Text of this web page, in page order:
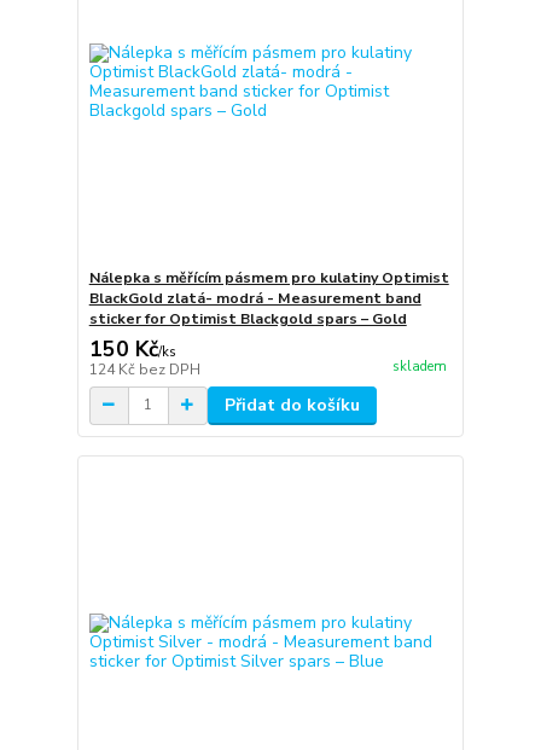
Nálepka s měřícím pásmem pro kulatiny Optimist
BlackGold zlatá- modrá - Measurement band
sticker for Optimist Blackgold spars – Gold
150 Kč/ks
124 Kč bez DPH skladem
Přidat do košíku